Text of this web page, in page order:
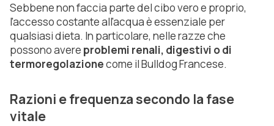
Sebbene non faccia parte del cibo vero e proprio,
l'accesso costante all'acqua è essenziale per
qualsiasi dieta. In particolare, nelle razze che
possono avere problemi renali, digestivi o di
termoregolazionecome il Bulldog Francese.
Razioni e frequenza secondo la fase
vitale